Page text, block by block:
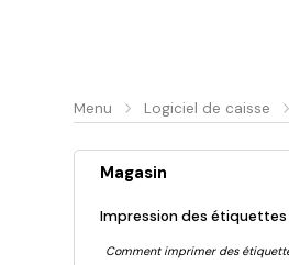
Menu Logiciel de caisse
Magasin
Impression des étiquettes
Comment imprimer des